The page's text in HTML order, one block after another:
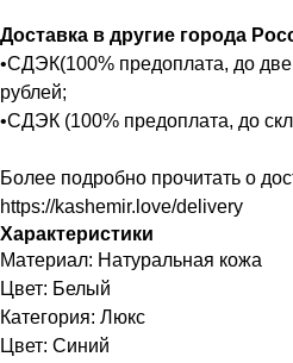
Доставка в другие города
•СДЭК(100% предоплата, до
рублей;
•СДЭК (100% предоплата, до
Более подробно прочитать о
https://kashemir.love/delivery
Характеристики
Материал: Натуральная кожа
Цвет: Белый
Категория: Люкс
Цвет: Синий